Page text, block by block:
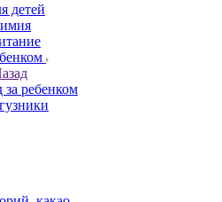
детей
за ребенком